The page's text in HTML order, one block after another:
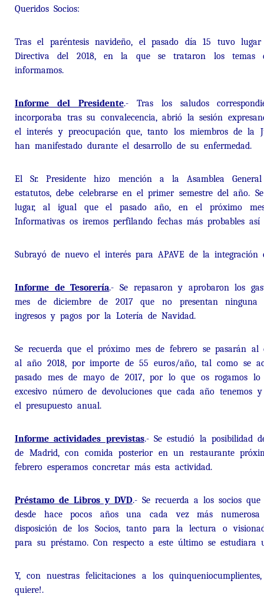
Queridos Socios:
Tras el paréntesis navideño, el pasado día 15 tuvo
Directiva del 2018, en la que se trataron los temas
informamos.
Informe del Presidente.- Tras los saludos
incorporaba tras su convalecencia, abrió la sesión
el interés y preocupación que, tanto los miembros de la
han manifestado durante el desarrollo de su enfermedad.
El Sr. Presidente hizo mención a la Asamblea
estatutos, debe celebrarse en el primer semestre del año.
lugar, al igual que el pasado año, en el próximo
Informativas os iremos perfilando fechas más probables
Subrayó de nuevo el interés para APAVE de la integración
Informe de Tesorería.- Se repasaron y aprobaron los
mes de diciembre de 2017 que no presentan ninguna
ingresos y pagos por la Lotería de Navidad.
Se recuerda que el próximo mes de febrero se pasarán al
al año 2018, por importe de 55 euros/año, tal como se
pasado mes de mayo de 2017, por lo que os rogamos
excesivo número de devoluciones que cada año tenemos
el presupuesto anual.
Informe actividades previstas.- Se estudió la posibilidad
de Madrid, con comida posterior en un restaurante
febrero esperamos concretar más esta actividad.
Préstamo de Libros y DVD.- Se recuerda a los socios
desde hace pocos años una cada vez más
disposición de los Socios, tanto para la lectura o
para su préstamo. Con respecto a este último se estudiara
Y, con nuestras felicitaciones a los
quiere!.